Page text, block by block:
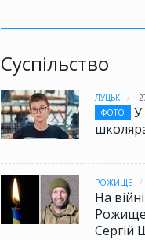
Суспільство
ЛУЦЬК
ФОТО
У
РОЖИЩЕ
На
Сергій